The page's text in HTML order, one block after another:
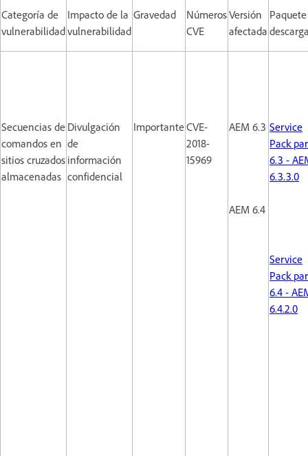
Categoría de
vulnerabilidad
Impacto de la
vulnerabilidad
Gravedad
Números
CVE
Versión
afectada
Secuencias de
comandos en
sitios cruzados
almacenadas
Divulgación
de
información
confidencial
ImportanteCVE-
2018-
15969
AEM 6.3
AEM 6.4
Service
Pack
6.3 -
6.3.3.0
Service
Pack
6.4 -
6.4.2.0